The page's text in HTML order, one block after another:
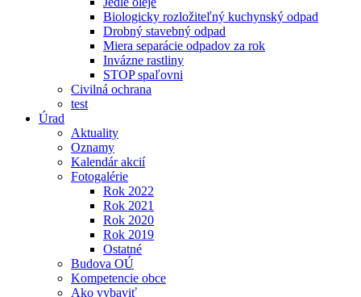
Biologicky rozložiteľný kuchynský odpad
Drobný stavebný odpad
Miera separácie odpadov za rok
Invázne rastliny
STOP spaľovni
Civilná ochrana
test
Úrad
Aktuality
Oznamy
Kalendár akcií
Fotogalérie
Rok 2022
Rok 2021
Rok 2020
Rok 2019
Ostatné
Budova OÚ
Kompetencie obce
Ako vybaviť